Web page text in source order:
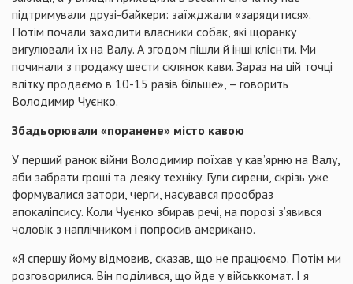
підтримували друзі-байкери: заїжджали «зарядитися».
Потім почали заходити власники собак, які щоранку
вигулювали їх на Валу. А згодом пішли й інші клієнти. Ми
починали з продажу шести склянок кави. Зараз на цій точці
влітку продаємо в 10-15 разів більше», – говорить
Володимир Чуєнко.
Збадьорювали «поранене» місто кавою
У перший ранок війни Володимир поїхав у кав’ярню на Валу,
аби забрати гроші та деяку техніку. Гули сирени, скрізь уже
формувалися затори, черги, насувався прообраз
апокаліпсису. Коли Чуєнко збирав речі, на порозі з’явився
чоловік з наплічником і попросив американо.
«Я спершу йому відмовив, сказав, що не працюємо. Потім ми
розговорилися. Він поділився, що йде у військкомат. І я